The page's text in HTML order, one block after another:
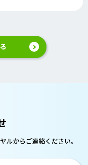
ルからご連絡ください。